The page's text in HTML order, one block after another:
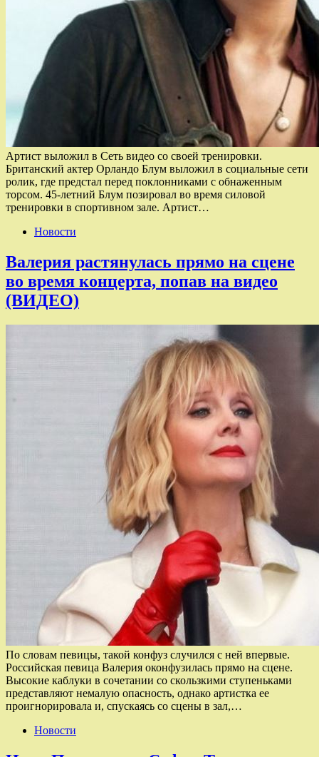
Артист выложил в Сеть видео со своей тренировки.
Британский актер Орландо Блум выложил в социальные сети
ролик, где предстал перед поклонниками с обнаженным
торсом. 45-летний Блум позировал во время силовой
тренировки в спортивном зале. Артист…
Новости
Валерия растянулась прямо на сцене
во время концерта, попав на видео
(ВИДЕО)
По словам певицы, такой конфуз случился с ней впервые.
Российская певица Валерия оконфузилась прямо на сцене.
Высокие каблуки в сочетании со скользкими ступеньками
представляют немалую опасность, однако артистка ее
проигнорировала и, спускаясь со сцены в зал,…
Новости